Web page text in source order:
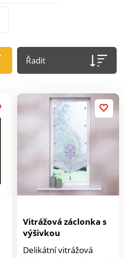
Řadit
Vitrážová záclonka s
výšivkou
Delikátní vitrážová